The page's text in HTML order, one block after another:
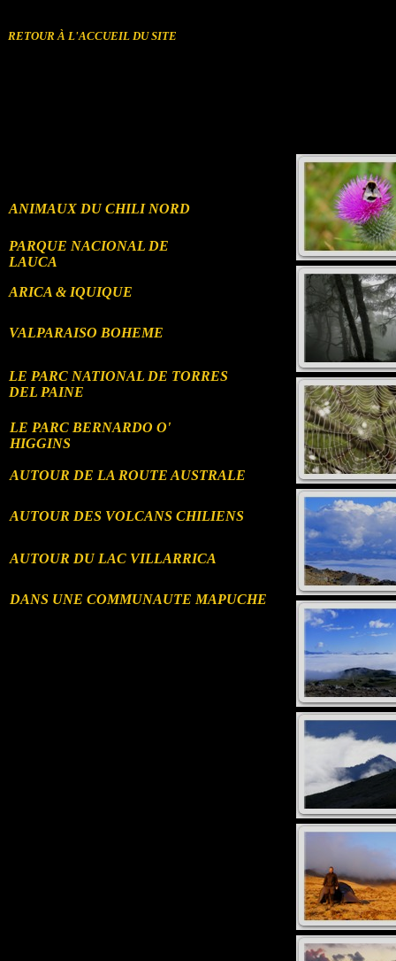
DANS UNE COMMUNAUTE MAPUCHE
AUTOUR DU LAC VILLARRICA
RETOUR À L'ACCUEIL DU SITE
ANIMAUX DU CHILI NORD
PARQUE NACIONAL DE
LAUCA
VALPARAISO BOHEME
LE PARC NATIONAL DE TORRES
DEL PAINE
ARICA & IQUIQUE
LE PARC BERNARDO O'
HIGGINS
AUTOUR DE LA ROUTE AUSTRALE
AUTOUR DES VOLCANS CHILIENS